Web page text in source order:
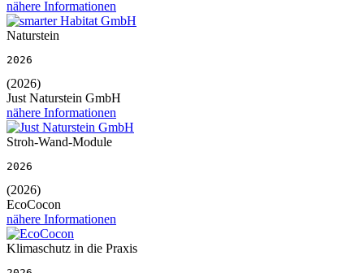
nähere Informationen
Naturstein
2026
(2026)
Just Naturstein GmbH
nähere Informationen
Stroh-Wand-Module
2026
(2026)
EcoCocon
nähere Informationen
Klimaschutz in die Praxis